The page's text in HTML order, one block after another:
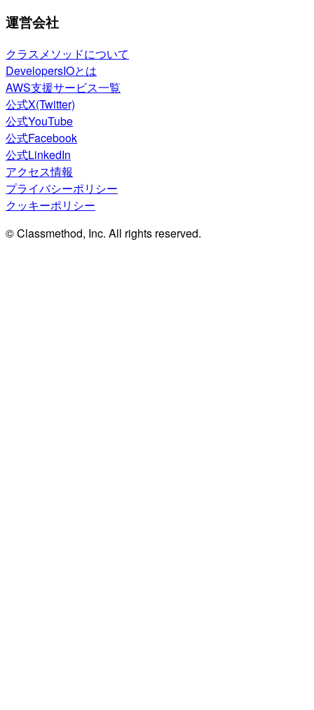
運営会社
クラスメソッドについて
DevelopersIOとは
AWS支援サービス一覧
公式X(Twitter)
公式YouTube
公式Facebook
公式LinkedIn
アクセス情報
プライバシーポリシー
クッキーポリシー
© Classmethod, Inc. All rights reserved.